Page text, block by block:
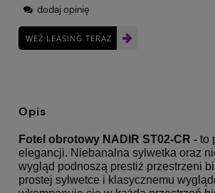
dodaj opinię
WEŹ LEASING TERAZ
Opis
Fotel obrotowy NADIR ST02-CR - to
elegancji. Niebanalna sylwetka oraz
wygląd podnoszą prestiż przestrzeni
prostej sylwetce i klasycznemu